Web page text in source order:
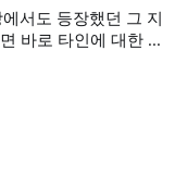
서도 등장했던 그 지
바로 타인에 대한 동
시작한다. 그것이 곧